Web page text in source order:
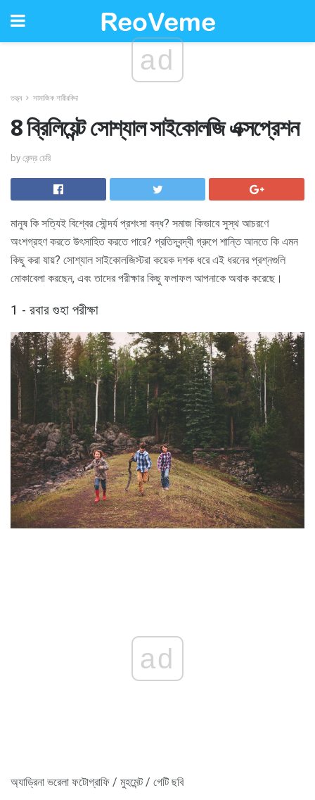
ad
তত্ত্ব সামাজিক শারীরবিদ্দা
8 ব্রিলিয়েন্ট সোশ্যাল সাইকোলজি এক্সপ্রেশন
by কেন্দ্র চেরি
মানুষ কি সত্যিই বিশ্বের সৌন্দর্য প্রশংসা বন্ধ? সমাজ কিভাবে সুস্থ আচরণে
অংশগ্রহণ করতে উৎসাহিত করতে পারে? প্রতিদ্বন্দ্বী গ্রুপে শান্তি আনতে কি এমন
কিছু করা যায়? সোশ্যাল সাইকোলজিস্টরা কয়েক দশক ধরে এই ধরনের প্রশ্নগুলি
মোকাবেলা করছেন, এবং তাদের পরীক্ষার কিছু ফলাফল আপনাকে অবাক করেছে।
1 - রবার গুহা পরীক্ষা
ad
অ্যাড্রিনা ভরেলা ফটোগ্রাফি / মুহমেন্ট / গেটি ছবি